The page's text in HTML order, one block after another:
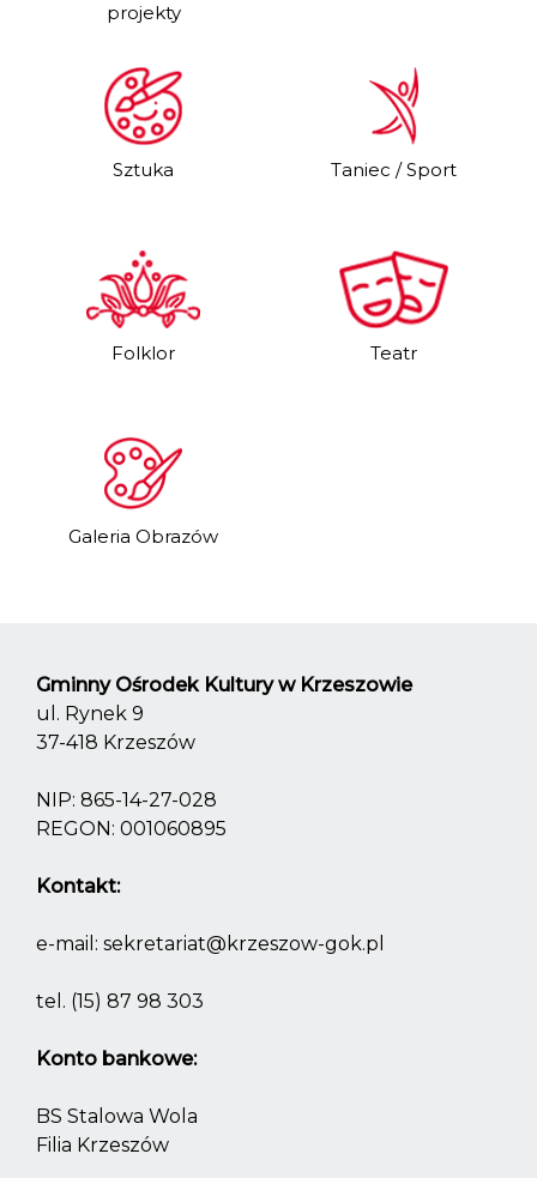
projekty
Sztuka Taniec / Sport
Folklor Teatr
Galeria Obrazów
Gminny Ośrodek Kultury w Krzeszowie
ul. Rynek 9
37-418 Krzeszów
NIP: 865-14-27-028
REGON: 001060895
Kontakt:
e-mail: sekretariat@krzeszow-gok.pl
tel. (15) 87 98 303
Konto bankowe:
BS Stalowa Wola
Filia Krzeszów